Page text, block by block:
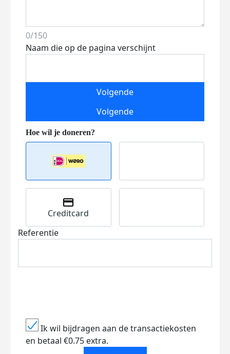
0/150
Naam die op de pagina verschijnt
Volgende
Volgende
Creditcard
Referentie
Ik wil bijdragen aan de transactiekosten
en betaal €0.75 extra.